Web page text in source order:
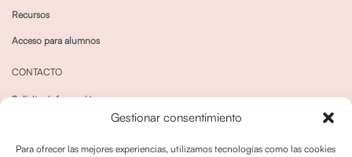
Gestionar consentimiento
Para ofrecer las mejores experiencias, utilizamos tecnologías como las cookies
Recursos
Acceso para alumnos
CONTACTO
Solicitar información